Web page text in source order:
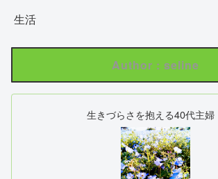
生活
Author : seline
生きづらさを抱える40代主婦